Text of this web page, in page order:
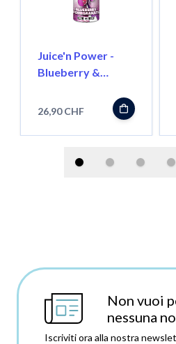
Juice'n Power -
Blueberry &
100ml - Shortfill
26,90 CHF
Non vuoi
nessuna
Iscriviti ora alla nostra